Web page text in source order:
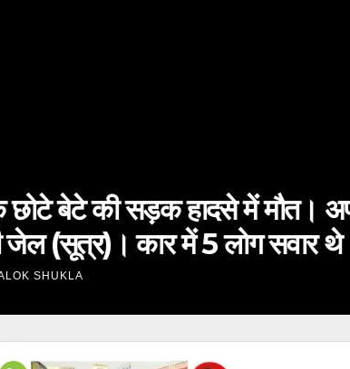
बीनने गई महिला पर भालू ने
ALOK SHUKLA